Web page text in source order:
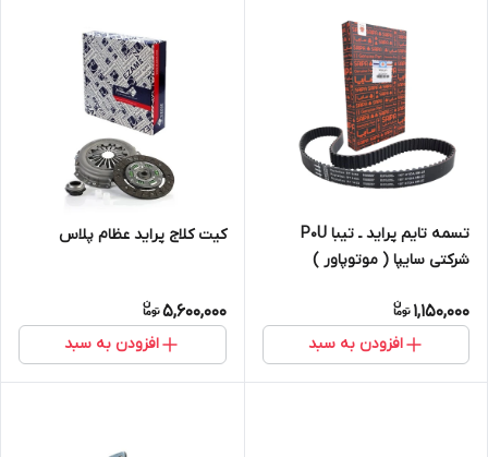
تسمه تایم پراید ـ تیبا P0U
شرکتی سایپا ( موتوپاور )
1,150,000
افزودن به سبد
کیت کلاج پراید عظام پلاس
5,600,000
افزودن به سبد